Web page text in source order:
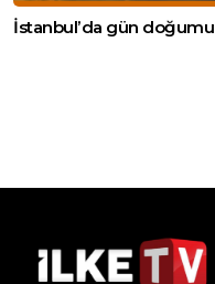
İstanbul’da gün doğumu